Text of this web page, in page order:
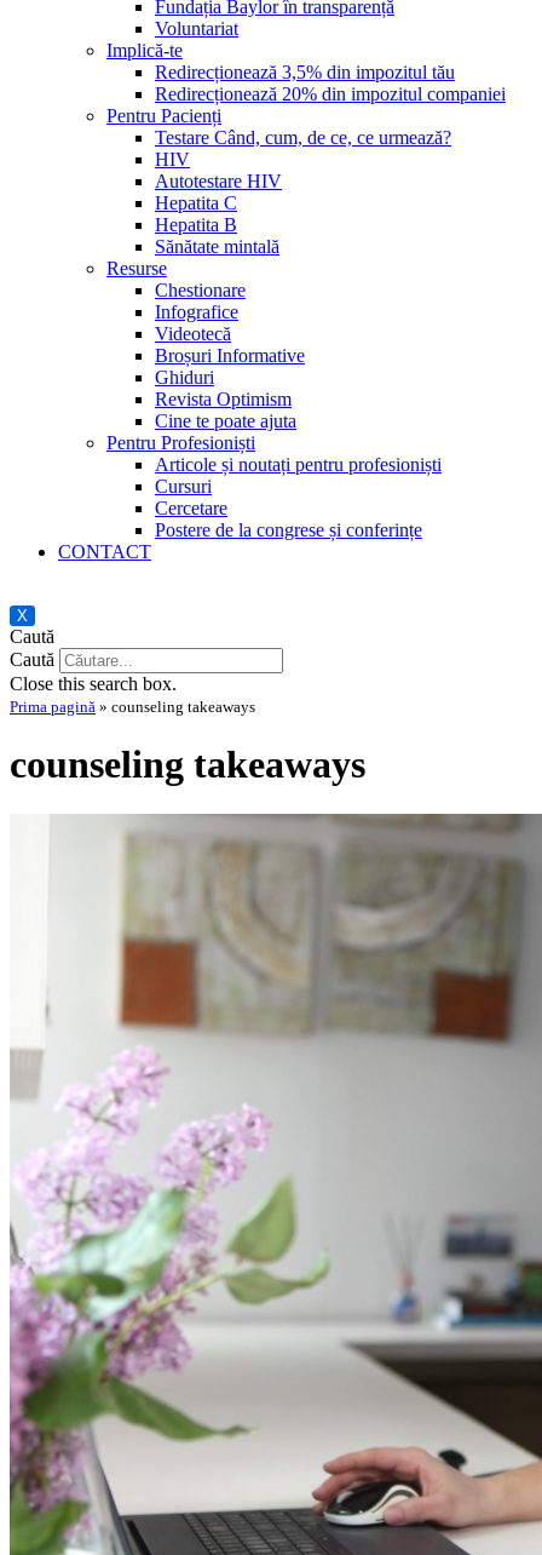
Fundația Baylor în transparență
Voluntariat
Implică-te
Redirecționează 3,5% din impozitul tău
Redirecționează 20% din impozitul companiei
Pentru Pacienți
Testare Când, cum, de ce, ce urmează?
HIV
Autotestare HIV
Hepatita C
Hepatita B
Sănătate mintală
Resurse
Chestionare
Infografice
Videotecă
Broșuri Informative
Ghiduri
Revista Optimism
Cine te poate ajuta
Pentru Profesioniști
Articole și noutați pentru profesioniști
Cursuri
Cercetare
Postere de la congrese și conferințe
CONTACT
X
Caută
Caută
Close this search box.
Prima pagină » counseling takeaways
counseling takeaways